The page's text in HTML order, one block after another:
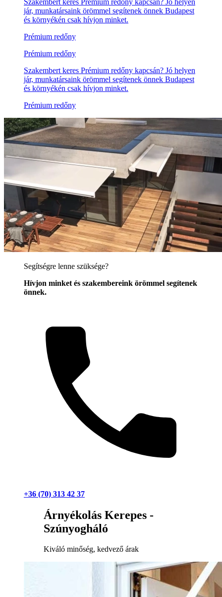
jár, munkatársaink örömmel segítenek önnek Budapest
és környékén csak hívjon minket.
Prémium redőny
Prémium redőny
Szakembert keres Prémium redőny kapcsán? Jó helyen
jár, munkatársaink örömmel segítenek önnek Budapest
és környékén csak hívjon minket.
Prémium redőny
Segítségre lenne szüksége?
Hívjon minket és szakembereink örömmel segítenek
önnek.
+36 (70) 313 42 37
Árnyékolás Kerepes -
Szúnyogháló
Kiváló minőség, kedvező árak